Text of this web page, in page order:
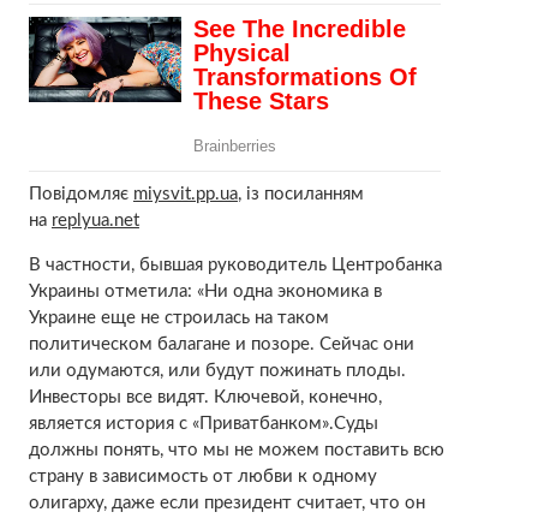
Повідомляє miysvit.pp.ua, із посиланням
на replyua.net
В частности, бывшая руководитель Центробанка
Украины отметила: «Ни одна экономика в
Украине еще не строилась на таком
политическом балагане и позоре. Сейчас они
или одумаются, или будут пожинать плоды.
Инвесторы все видят. Ключевой, конечно,
является история с «Приватбанком».Суды
должны понять, что мы не можем поставить всю
страну в зависимость от любви к одному
олигарху, даже если президент считает, что он